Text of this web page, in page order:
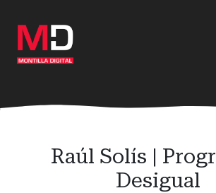
contenido
principal
Raúl Solís |
Desigual